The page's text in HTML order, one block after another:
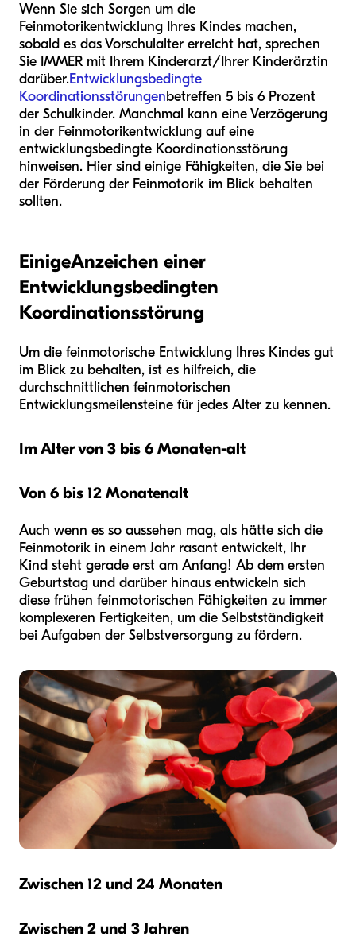
Wenn Sie sich Sorgen um die
Feinmotorikentwicklung Ihres Kindes machen,
sobald es das Vorschulalter erreicht hat, sprechen
Sie IMMER mit Ihrem Kinderarzt/Ihrer Kinderärztin
darüber.Entwicklungsbedingte
Koordinationsstörungenbetreffen 5 bis 6 Prozent
der Schulkinder. Manchmal kann eine Verzögerung
in der Feinmotorikentwicklung auf eine
entwicklungsbedingte Koordinationsstörung
hinweisen. Hier sind einige Fähigkeiten, die Sie bei
der Förderung der Feinmotorik im Blick behalten
sollten.
EinigeAnzeichen einer
Entwicklungsbedingten
Koordinationsstörung
Um die feinmotorische Entwicklung Ihres Kindes gut
im Blick zu behalten, ist es hilfreich, die
durchschnittlichen feinmotorischen
Entwicklungsmeilensteine für jedes Alter zu kennen.
Im Alter von 3 bis 6 Monaten-alt
Von 6 bis 12 Monatenalt
Auch wenn es so aussehen mag, als hätte sich die
Feinmotorik in einem Jahr rasant entwickelt, Ihr
Kind steht gerade erst am Anfang! Ab dem ersten
Geburtstag und darüber hinaus entwickeln sich
diese frühen feinmotorischen Fähigkeiten zu immer
komplexeren Fertigkeiten, um die Selbstständigkeit
bei Aufgaben der Selbstversorgung zu fördern.
Zwischen 12 und 24 Monaten
Zwischen 2 und 3 Jahren